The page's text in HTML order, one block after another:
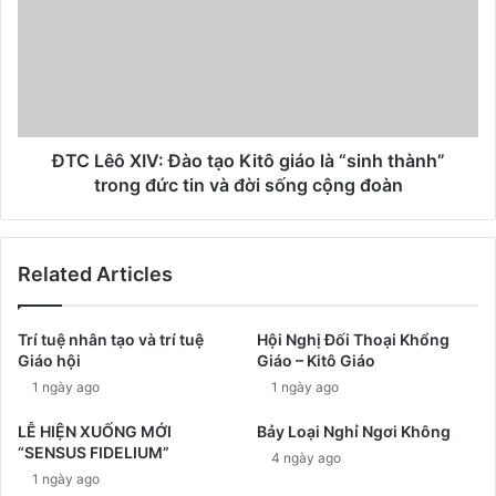
ĐTC Lêô XIV: Đào tạo Kitô giáo là “sinh thành”
trong đức tin và đời sống cộng đoàn
Related Articles
Trí tuệ nhân tạo và trí tuệ
Giáo hội
1 ngày ago
Hội Nghị Đối Thoại Khổng
Giáo – Kitô Giáo
1 ngày ago
LỄ HIỆN XUỐNG MỚI
“SENSUS FIDELIUM”
1 ngày ago
Bảy Loại Nghỉ Ngơi Không
4 ngày ago